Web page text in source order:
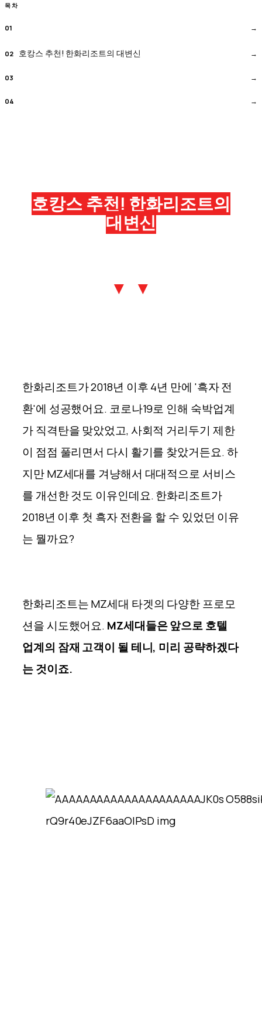
목차
호캉스 추천! 한화리조트의 대변신
호캉스 추천! 한화리조트의
대변신
▼ ▼
한화리조트가 2018년 이후 4년 만에 '흑자 전
환'에 성공했어요. 코로나19로 인해 숙박업계
가 직격탄을 맞았었고, 사회적 거리두기 제한
이 점점 풀리면서 다시 활기를 찾았거든요. 하
지만 MZ세대를 겨냥해서 대대적으로 서비스
를 개선한 것도 이유인데요. 한화리조트가
2018년 이후 첫 흑자 전환을 할 수 있었던 이유
는 뭘까요?
한화리조트는 MZ세대 타겟의 다양한 프로모
션을 시도했어요. MZ세대들은 앞으로 호텔
업계의 잠재 고객이 될 테니, 미리 공략하겠다
는 것이죠.